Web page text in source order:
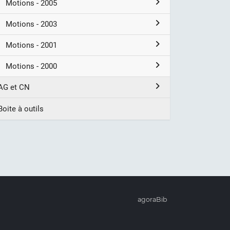
Motions - 2005
Motions - 2003
Motions - 2001
Motions - 2000
et CN
à outils
agoraBib